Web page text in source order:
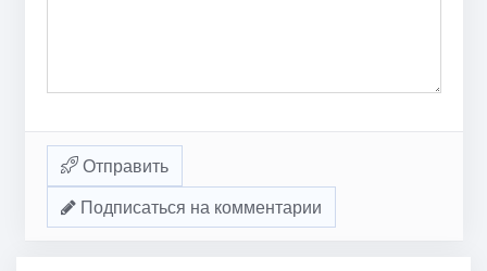
Отправить
Подписаться на комментарии